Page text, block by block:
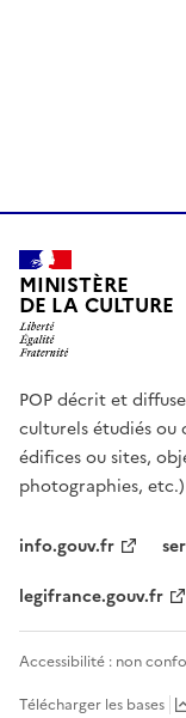
MINISTÈRE
DE LA CULTURE
POP décrit et
culturels étudiés ou
édifices ou sites,
photographies, etc.)
info.gouv.fr
legifrance.gouv.fr
Accessibilité : non
Télécharger les bases